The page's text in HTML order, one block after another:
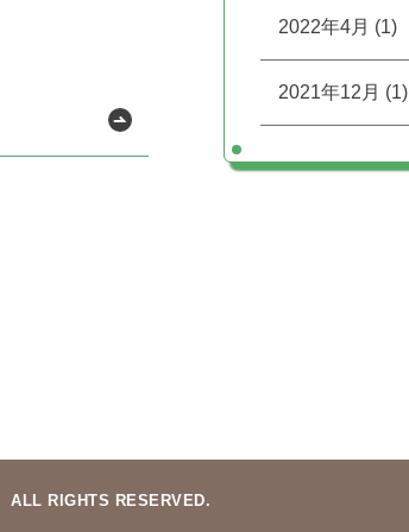
2022年4月 (1)
2021年12月 (1)
ALL RIGHTS RESERVED.